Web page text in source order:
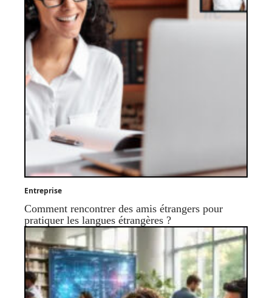
Entreprise
Comment rencontrer des amis étrangers pour
pratiquer les langues étrangères ?